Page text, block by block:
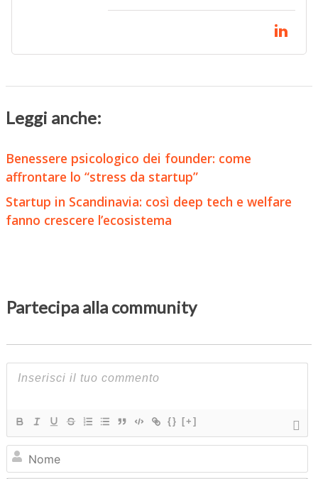
Leggi anche:
Benessere psicologico dei founder: come
affrontare lo “stress da startup”
Startup in Scandinavia: così deep tech e welfare
fanno crescere l’ecosistema
Partecipa alla community
{} [+]